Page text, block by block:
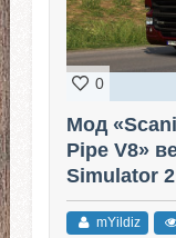
0
Мод
Pipe V8»
Simulator
mYildiz